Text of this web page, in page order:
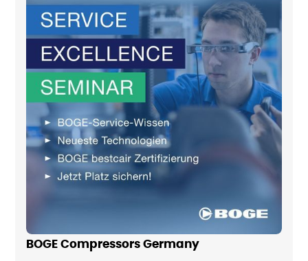
BOGE Compressors Germany